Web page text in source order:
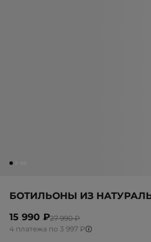
БОТИЛЬОНЫ ИЗ
15 990 ₽27 990 ₽
4 платежа по 3 997 ₽